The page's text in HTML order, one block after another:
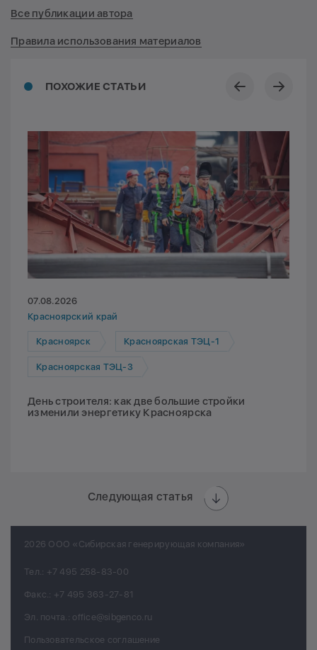
ПОХОЖИЕ СТАТЬИ
07.08.2026
Красноярский край
Красноярск Красноярская ТЭЦ-1
Красноярская ТЭЦ-3
День строителя: как две большие стройки
изменили энергетику Красноярска
Следующая статья
Все публикации автора
Правила использования материалов
2026 ООО «Сибирская генерирующая компания»
Тел.: +7 495 258-83-00
Факс.: +7 495 363-27-81
Эл. почта.: office@sibgenco.ru
Пользовательское соглашение